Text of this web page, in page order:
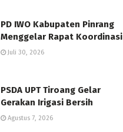
PD IWO Kabupaten Pinrang
Menggelar Rapat Koordinasi
Juli 30, 2026
PSDA UPT Tiroang Gelar
Gerakan Irigasi Bersih
Agustus 7, 2026